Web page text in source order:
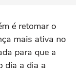
é retomar o
mais ativa no
para que a
dia a dia a